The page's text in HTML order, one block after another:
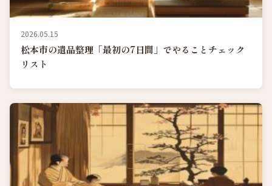
2026.05.15
松本市の遺品整理「最初の7日間」でやることチェック
リスト